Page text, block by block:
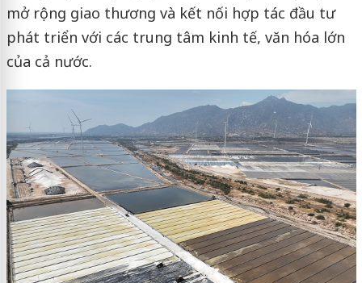
mở rộng giao thương và kết nối hợp tác đầu tư
phát triển với các trung tâm kinh tế, văn hóa lớn
của cả nước.